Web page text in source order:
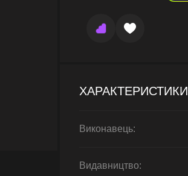
ХАРАКТЕРИСТИКИ
Виконавець:
Видавництво: